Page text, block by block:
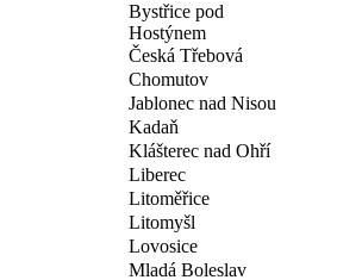
Bystřice pod
Hostýnem
Česká Třebová
Chomutov
Jablonec nad Nisou
Kadaň
Klášterec nad Ohří
Liberec
Litoměřice
Litomyšl
Lovosice
Mladá Boleslav